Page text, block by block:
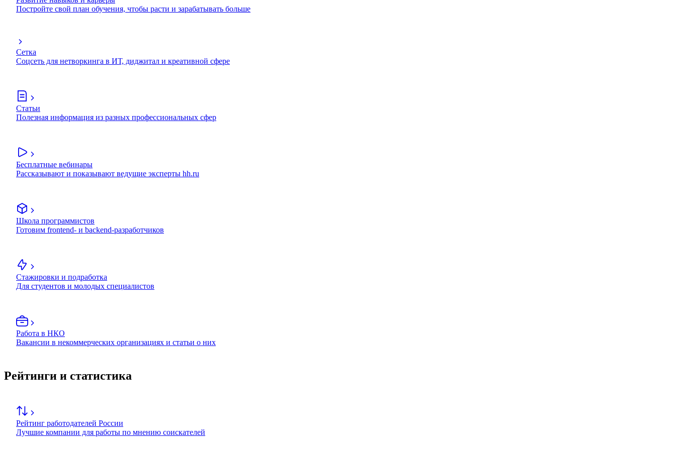
Постройте свой план обучения, чтобы расти и зарабатывать больше
Сетка
Соцсеть для нетворкинга в ИТ, диджитал и креативной сфере
Статьи
Полезная информация из разных профессиональных сфер
Бесплатные вебинары
Рассказывают и показывают ведущие эксперты hh.ru
Школа программистов
Готовим frontend- и backend-разработчиков
Стажировки и подработка
Для студентов и молодых специалистов
Работа в НКО
Вакансии в некоммерческих организациях и статьи о них
Рейтинги и статистика
Рейтинг работодателей России
Лучшие компании для работы по мнению соискателей